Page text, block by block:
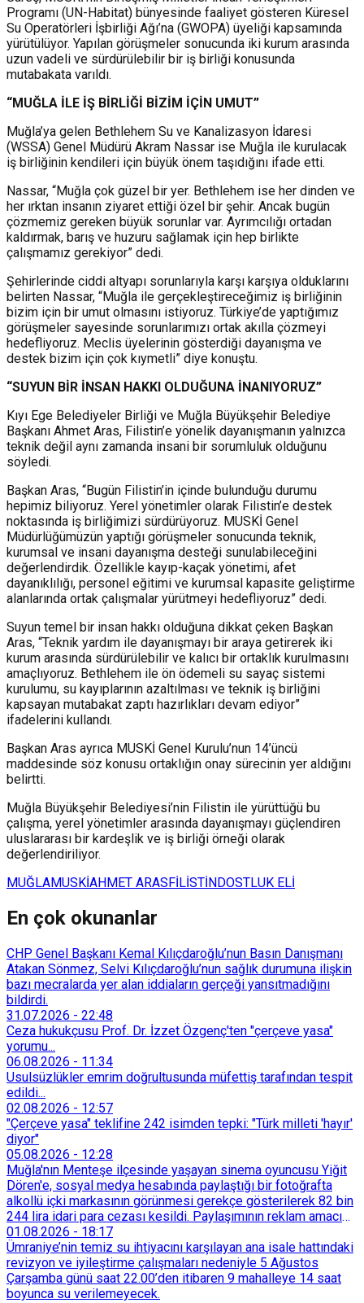
Programı (UN-Habitat) bünyesinde faaliyet gösteren Küresel
Su Operatörleri İşbirliği Ağı’na (GWOPA) üyeliği kapsamında
yürütülüyor. Yapılan görüşmeler sonucunda iki kurum arasında
uzun vadeli ve sürdürülebilir bir iş birliği konusunda
mutabakata varıldı.
“MUĞLA İLE İŞ BİRLİĞİ BİZİM İÇİN UMUT”
Muğla’ya gelen Bethlehem Su ve Kanalizasyon İdaresi
(WSSA) Genel Müdürü Akram Nassar ise Muğla ile kurulacak
iş birliğinin kendileri için büyük önem taşıdığını ifade etti.
Nassar, “Muğla çok güzel bir yer. Bethlehem ise her dinden ve
her ırktan insanın ziyaret ettiği özel bir şehir. Ancak bugün
çözmemiz gereken büyük sorunlar var. Ayrımcılığı ortadan
kaldırmak, barış ve huzuru sağlamak için hep birlikte
çalışmamız gerekiyor” dedi.
Şehirlerinde ciddi altyapı sorunlarıyla karşı karşıya olduklarını
belirten Nassar, “Muğla ile gerçekleştireceğimiz iş birliğinin
bizim için bir umut olmasını istiyoruz. Türkiye’de yaptığımız
görüşmeler sayesinde sorunlarımızı ortak akılla çözmeyi
hedefliyoruz. Meclis üyelerinin gösterdiği dayanışma ve
destek bizim için çok kıymetli” diye konuştu.
“SUYUN BİR İNSAN HAKKI OLDUĞUNA İNANIYORUZ”
Kıyı Ege Belediyeler Birliği ve Muğla Büyükşehir Belediye
Başkanı Ahmet Aras, Filistin’e yönelik dayanışmanın yalnızca
teknik değil aynı zamanda insani bir sorumluluk olduğunu
söyledi.
Başkan Aras, “Bugün Filistin’in içinde bulunduğu durumu
hepimiz biliyoruz. Yerel yönetimler olarak Filistin’e destek
noktasında iş birliğimizi sürdürüyoruz. MUSKİ Genel
Müdürlüğümüzün yaptığı görüşmeler sonucunda teknik,
kurumsal ve insani dayanışma desteği sunulabileceğini
değerlendirdik. Özellikle kayıp-kaçak yönetimi, afet
dayanıklılığı, personel eğitimi ve kurumsal kapasite geliştirme
alanlarında ortak çalışmalar yürütmeyi hedefliyoruz” dedi.
Suyun temel bir insan hakkı olduğuna dikkat çeken Başkan
Aras, “Teknik yardım ile dayanışmayı bir araya getirerek iki
kurum arasında sürdürülebilir ve kalıcı bir ortaklık kurulmasını
amaçlıyoruz. Bethlehem ile ön ödemeli su sayaç sistemi
kurulumu, su kayıplarının azaltılması ve teknik iş birliğini
kapsayan mutabakat zaptı hazırlıkları devam ediyor”
ifadelerini kullandı.
Başkan Aras ayrıca MUSKİ Genel Kurulu’nun 14’üncü
maddesinde söz konusu ortaklığın onay sürecinin yer aldığını
belirtti.
Muğla Büyükşehir Belediyesi’nin Filistin ile yürüttüğü bu
çalışma, yerel yönetimler arasında dayanışmayı güçlendiren
uluslararası bir kardeşlik ve iş birliği örneği olarak
değerlendiriliyor.
MUĞLAMUSKİAHMET ARASFİLİSTİNDOSTLUK ELİ
En çok okunanlar
CHP Genel Başkanı Kemal Kılıçdaroğlu’nun Basın Danışmanı
Atakan Sönmez, Selvi Kılıçdaroğlu’nun sağlık durumuna ilişkin
bazı mecralarda yer alan iddiaların gerçeği yansıtmadığını
bildirdi.
31.07.2026 - 22:48
Ceza hukukçusu Prof. Dr. İzzet Özgenç'ten "çerçeve yasa"
yorumu...
06.08.2026 - 11:34
Usulsüzlükler emrim doğrultusunda müfettiş tarafından tespit
edildi...
02.08.2026 - 12:57
"Çerçeve yasa" teklifine 242 isimden tepki: "Türk milleti 'hayır'
diyor"
05.08.2026 - 12:28
Muğla'nın Menteşe ilçesinde yaşayan sinema oyuncusu Yiğit
Dören'e, sosyal medya hesabında paylaştığı bir fotoğrafta
alkollü içki markasının görünmesi gerekçe gösterilerek 82 bin
244 lira idari para cezası kesildi. Paylaşımının reklam amacı
taşımadığını savunan Dören, cezanın iptali için yargıya
başvurdu.
01.08.2026 - 18:17
Ümraniye’nin temiz su ihtiyacını karşılayan ana isale hattındaki
revizyon ve iyileştirme çalışmaları nedeniyle 5 Ağustos
Çarşamba günü saat 22.00’den itibaren 9 mahalleye 14 saat
boyunca su verilemeyecek.